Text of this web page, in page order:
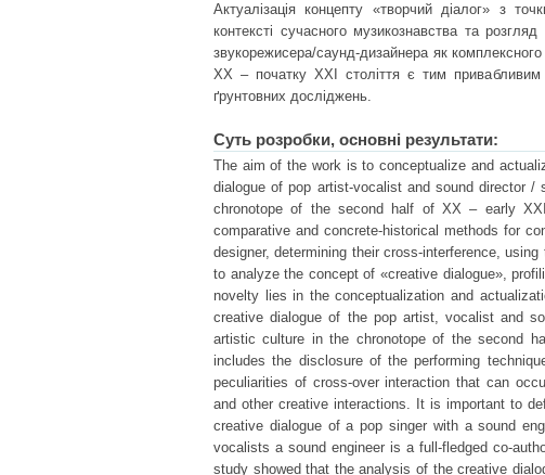
Актуалізація концепту «творчий діалог» з
контексті сучасного музикознавства та
звукорежисера/саунд-дизайнера як
ХХ – початку ХХІ століття є тим
ґрунтовних досліджень.
Суть розробки, основні результати:
The aim of the work is to conceptualize and
dialogue of pop artist-vocalist and sound director
chronotope of the second half of XX – early
comparative and concrete-historical methods for
designer, determining their cross-interference,
to analyze the concept of «creative dialogue»,
novelty lies in the conceptualization and
creative dialogue of the pop artist, vocalist and
artistic culture in the chronotope of the second
includes the disclosure of the performing
peculiarities of cross-over interaction that can
and other creative interactions. It is important to
creative dialogue of a pop singer with a sound
vocalists a sound engineer is a full-fledged co-
study showed that the analysis of the creative